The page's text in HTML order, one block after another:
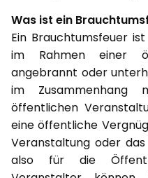
Was ist ein
Ein Brauchtumsfeuer
im Rahmen einer
angebrannt oder
im Zusammenhang
öffentlichen
eine öffentliche
Veranstaltung oder
also für die